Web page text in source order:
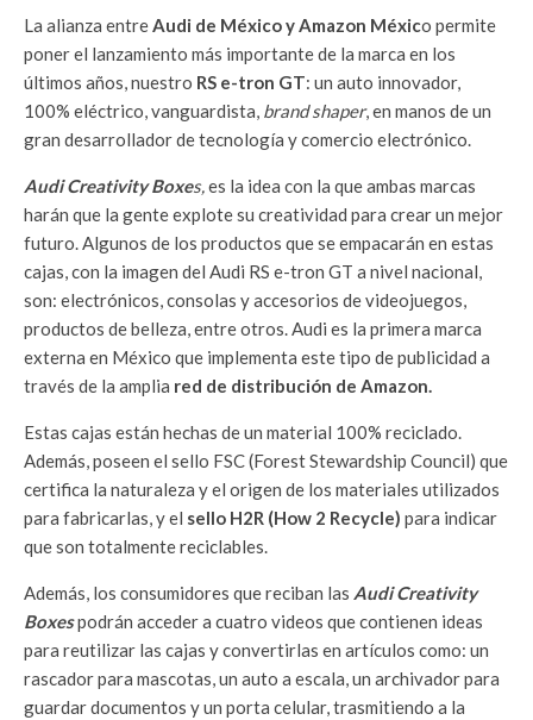
La alianza entreAudi de México y Amazon México permite
poner el lanzamiento más importante de la marca en los
últimos años, nuestro RS e-tron GT: un auto innovador,
100% eléctrico, vanguardista, brand shaper, en manos de un
gran desarrollador de tecnología y comercio electrónico.
Audi Creativity Boxes,es la idea con la que ambas marcas
harán que la gente explote su creatividad para crear un mejor
futuro. Algunos de los productos que se empacarán en estas
cajas, con la imagen del Audi RS e-tron GT a nivel nacional,
son: electrónicos, consolas y accesorios de videojuegos,
productos de belleza, entre otros. Audi es la primera marca
externa en México que implementa este tipo de publicidad a
través de la amplia red de distribución de Amazon.
Estas cajas están hechas de un material 100% reciclado.
Además, poseen el sello FSC (Forest Stewardship Council) que
certifica la naturaleza y el origen de los materiales utilizados
para fabricarlas, y el sello H2R (How 2 Recycle) para indicar
que son totalmente reciclables.
Además, los consumidores que reciban las Audi Creativity
Boxespodrán acceder a cuatro videos que contienen ideas
para reutilizar las cajas y convertirlas en artículos como: un
rascador para mascotas, un auto a escala, un archivador para
guardar documentos y un porta celular, trasmitiendo a la